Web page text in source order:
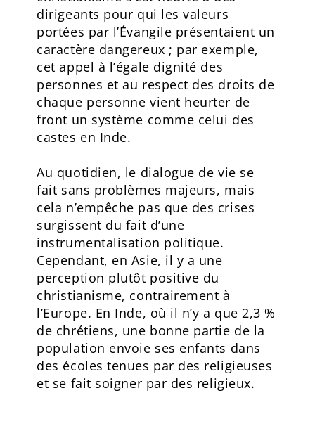
dirigeants pour qui les valeurs
portées par l’Évangile présentaient un
caractère dangereux ; par exemple,
cet appel à l’égale dignité des
personnes et au respect des droits de
chaque personne vient heurter de
front un système comme celui des
castes en Inde.
Au quotidien, le dialogue de vie se
fait sans problèmes majeurs, mais
cela n’empêche pas que des crises
surgissent du fait d’une
instrumentalisation politique.
Cependant, en Asie, il y a une
perception plutôt positive du
christianisme, contrairement à
l’Europe. En Inde, où il n’y a que 2,3 %
de chrétiens, une bonne partie de la
population envoie ses enfants dans
des écoles tenues par des religieuses
et se fait soigner par des religieux.